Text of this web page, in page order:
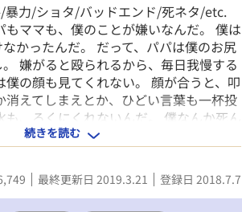
暴力/ショタ/バッドエンド/死ネタ/etc.
もママも、僕のことが嫌いなんだ。 僕は
かったんだ。 だって、パパは僕のお尻
嫌がると殴られるから、毎日我慢する
僕の顔も見てくれない。 顔が合うと、叩
消えてしまえとか、ひどい言葉も一杯投
、ろくにくれないんだ。 僕なんか死ん
いるんでしょ？ ねえ、ひどくするな
産んだの？ 要らない子なら、最初から
良かったのに。 ＊不定期更新。 性描写が
含む18歳未満の方は、自己責任に於いて
続きを読む
最終更新日 2019.3.21 登録日 2018.7.7